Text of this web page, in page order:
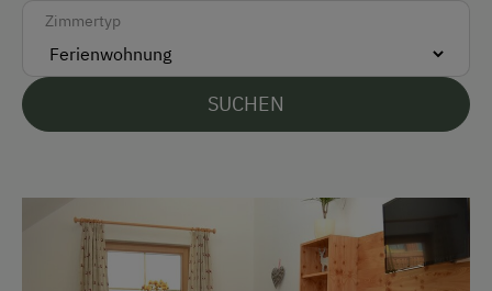
Kostenlose Parkplätze
Radunterstellmöglichkeit
Unterkunftsart
Zimmertyp
SUCHEN